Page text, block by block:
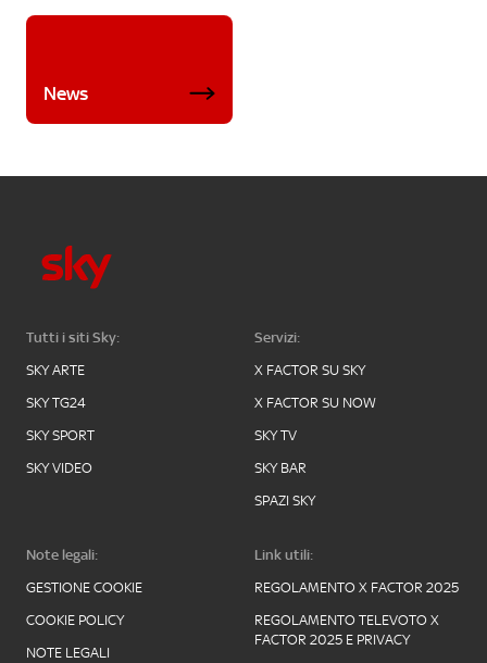
News
Tutti i siti Sky:
SKY ARTE
SKY TG24
SKY SPORT
SKY VIDEO
Servizi:
X FACTOR SU SKY
X FACTOR SU NOW
SKY TV
SKY BAR
SPAZI SKY
Note legali:
GESTIONE COOKIE
COOKIE POLICY
NOTE LEGALI
Link utili:
REGOLAMENTO X FACTOR 2025
REGOLAMENTO TELEVOTO X
FACTOR 2025 E PRIVACY